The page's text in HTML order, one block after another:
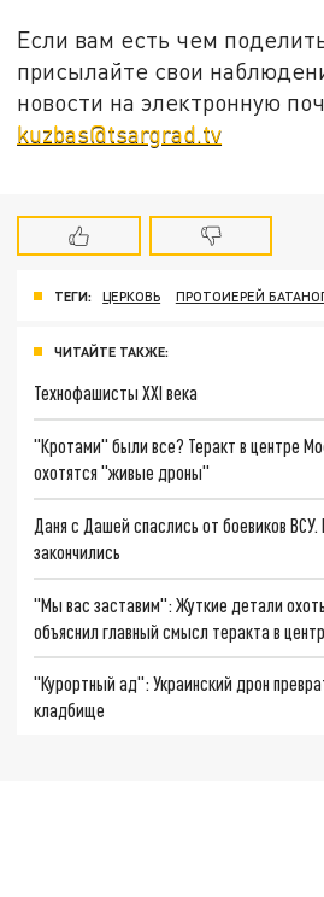
Если вам есть чем
присылайте свои
новости на электронную
kuzbas@tsargrad.tv
ТЕГИ: ЦЕРКОВЬ ПРОТОИЕРЕЙ
ЧИТАЙТЕ ТАКЖЕ:
Технофашисты XXI века
"Кротами" были все? Теракт в центре
охотятся "живые дроны"
Даня с Дашей спаслись от боевиков
закончились
"Мы вас заставим": Жуткие детали
объяснил главный смысл теракта в
"Курортный ад": Украинский дрон
кладбище